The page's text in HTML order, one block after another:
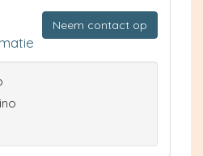
Neem contact op